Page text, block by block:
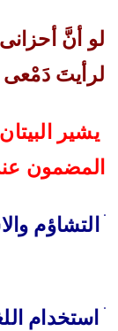
لو أنَّ
لرأيتَ
يشير
المضمون
التشاؤم
استخدام